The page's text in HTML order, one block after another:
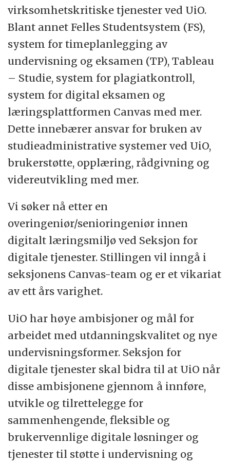
ansvar for drift, forvaltning og
standardisering av administrative
støttefunksjoner innen utdanning.
Avdelingen skal bistå UiOs ledelse strategisk
og operativt, samt sikre institusjonell
oppfølging og koordinering, bistå enhetene
med administrativ drift og yte tjenester
direkte til studenter og søkere. Avdelingen
skal lede UiOs studieadministrative
nettverk.
virksomhetskritiske tjenester ved UiO.
Blant annet Felles Studentsystem (FS),
system for timeplanlegging av
undervisning og eksamen (TP), Tableau
– Studie, system for plagiatkontroll,
system for digital eksamen og
læringsplattformen Canvas med mer.
Dette innebærer ansvar for bruken av
studieadministrative systemer ved UiO,
brukerstøtte, opplæring, rådgivning og
videreutvikling med mer.
Vi søker nå etter en
overingeniør/senioringeniør innen
digitalt læringsmiljø ved Seksjon for
digitale tjenester. Stillingen vil inngå i
seksjonens Canvas-team og er et vikariat
av ett års varighet.
UiO har høye ambisjoner og mål for
arbeidet med utdanningskvalitet og nye
undervisningsformer. Seksjon for
digitale tjenester skal bidra til at UiO når
disse ambisjonene gjennom å innføre,
utvikle og tilrettelegge for
sammenhengende, fleksible og
brukervennlige digitale løsninger og
tjenester til støtte i undervisning og